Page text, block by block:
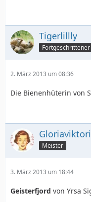
Tigerlillly
Fortgeschrittener
2. März 2013 um 08:36
Die Bienenhüterin von
Meister
3. März 2013 um 18:44
Geisterfjord von Yrsa